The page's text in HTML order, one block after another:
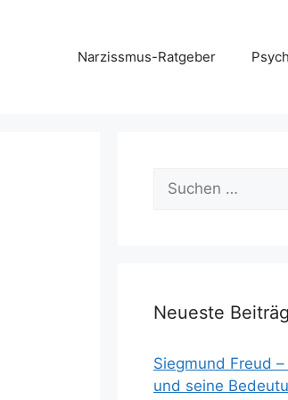
Narzissmus-Ratgeber
Suchen
nach:
Neueste
Siegmund Freud
und seine